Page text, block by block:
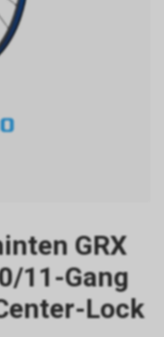
GRX
11-Gang
Lock